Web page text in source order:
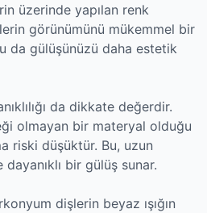
üzerinde yapılan renk
görünümünü mükemmel bir
da gülüşünüzü daha estetik
da dikkate değerdir.
olmayan bir materyal olduğu
riski düşüktür. Bu, uzun
bir gülüş sunar.
dişlerin beyaz ışığın